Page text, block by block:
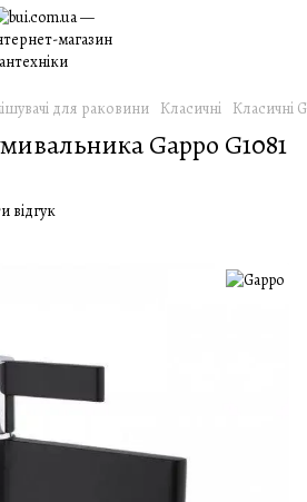
для раковини Класичні Класичні
Gappo G1081
відгук